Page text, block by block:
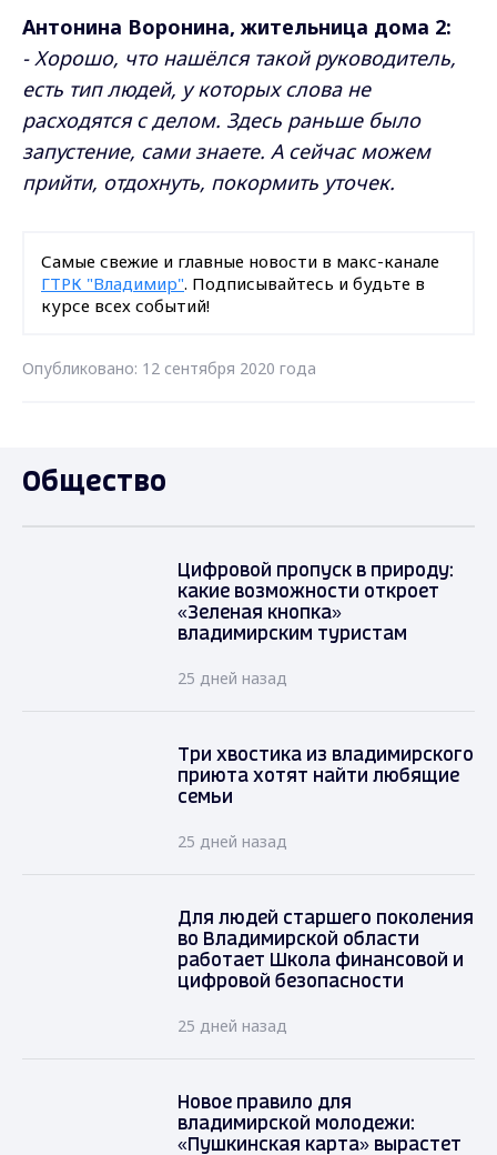
Антонина Воронина, жительница дома 2:
- Хорошо, что нашёлся такой руководитель,
есть тип людей, у которых слова не
расходятся с делом. Здесь раньше было
запустение, сами знаете. А сейчас можем
прийти, отдохнуть, покормить уточек.
Самые свежие и главные новости в макс-канале
ГТРК "Владимир". Подписывайтесь и будьте в
курсе всех событий!
Опубликовано: 12 сентября 2020 года
Общество
Цифровой пропуск в природу:
какие возможности откроет
«Зеленая кнопка»
владимирским туристам
25 дней назад
Три хвостика из владимирского
приюта хотят найти любящие
семьи
25 дней назад
Для людей старшего поколения
во Владимирской области
работает Школа финансовой и
цифровой безопасности
25 дней назад
Новое правило для
владимирской молодежи:
«Пушкинская карта» вырастет